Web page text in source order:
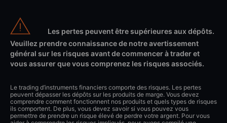
Les pertes peuvent être supérieures aux dépôts.
Veuillez prendre connaissance de notre avertissement
général sur les risques avant de commencer à trader et
vous assurer que vous comprenez les risques associés.
Le trading d’instruments financiers comporte des risques. Les pertes
peuvent dépasser les dépôts sur les produits de marge. Vous devez
comprendre comment fonctionnent nos produits et quels types de risques
ils comportent. De plus, vous devez savoir si vous pouvez vous
permettre de prendre un risque élevé de perdre votre argent. Pour vous